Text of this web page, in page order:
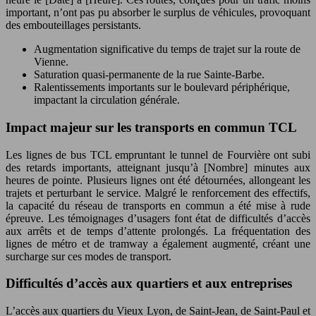
important, n’ont pas pu absorber le surplus de véhicules, provoquant
des embouteillages persistants.
Augmentation significative du temps de trajet sur la route de
Vienne.
Saturation quasi-permanente de la rue Sainte-Barbe.
Ralentissements importants sur le boulevard périphérique,
impactant la circulation générale.
Impact majeur sur les transports en commun TCL
Les lignes de bus TCL empruntant le tunnel de Fourvière ont subi
des retards importants, atteignant jusqu’à [Nombre] minutes aux
heures de pointe. Plusieurs lignes ont été détournées, allongeant les
trajets et perturbant le service. Malgré le renforcement des effectifs,
la capacité du réseau de transports en commun a été mise à rude
épreuve. Les témoignages d’usagers font état de difficultés d’accès
aux arrêts et de temps d’attente prolongés. La fréquentation des
lignes de métro et de tramway a également augmenté, créant une
surcharge sur ces modes de transport.
Difficultés d’accès aux quartiers et aux entreprises
L’accès aux quartiers du Vieux Lyon, de Saint-Jean, de Saint-Paul et